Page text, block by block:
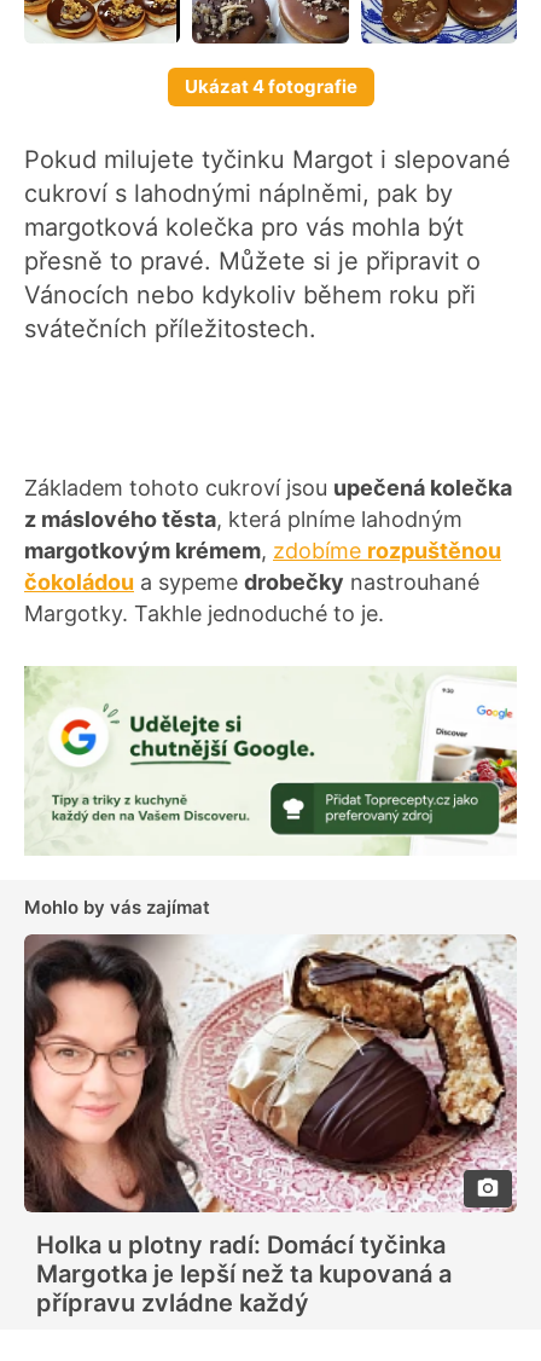
Ukázat 4 fotografie
Pokud milujete tyčinku Margot i slepované
cukroví s lahodnými náplněmi, pak by
margotková kolečka pro vás mohla být
přesně to pravé. Můžete si je připravit o
Vánocích nebo kdykoliv během roku při
svátečních příležitostech.
Základem tohoto cukroví jsou upečená kolečka
z máslového těsta, která plníme lahodným
margotkovým krémem, zdobíme rozpuštěnou
čokoládou a sypeme drobečky nastrouhané
Margotky. Takhle jednoduché to je.
Mohlo by vás zajímat
Holka u plotny radí: Domácí tyčinka
Margotka je lepší než ta kupovaná a
přípravu zvládne každý